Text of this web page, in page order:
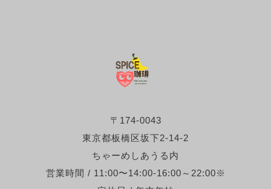
〒174-0043
東京都板橋区坂下2-14-2
ちゃーめしあうる内
営業時間 / 11:00〜14:00-16:00～22:00※